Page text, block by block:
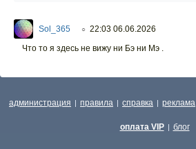
Sol_365 ○ 22:03 06.06.2026
Что то я здесь не вижу ни Бэ ни Мэ .
администрация | правила | справка | реклама
оплата VIP | блог